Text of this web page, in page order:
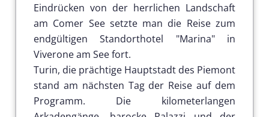
Eindrücken von der herrlichen Landschaft
am Comer See setzte man die Reise zum
endgültigen Standorthotel "Marina" in
Viverone am See fort.
Turin, die prächtige Hauptstadt des Piemont
stand am nächsten Tag der Reise auf dem
Programm. Die kilometerlangen